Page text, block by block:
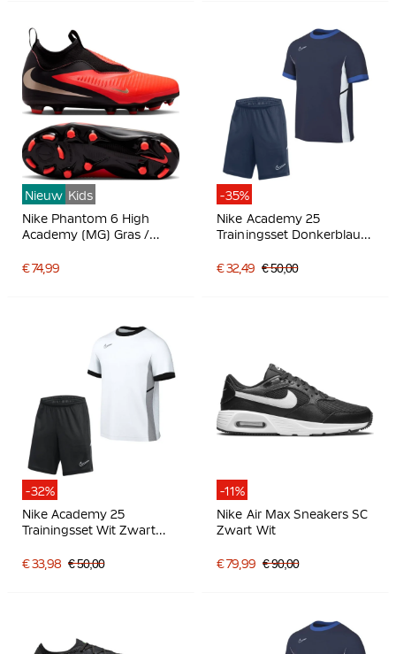
Nieuw Kids
Nike Phantom 6 High
Academy (MG) Gras /
Voetbalschoenen Kids
€ 74,99
-35%
Nike Academy 25
Trainingsset Donkerblauw
€ 32,49 € 50,00
-32%
Nike Academy 25
Trainingsset Wit Zwart
€ 33,98 € 50,00
-11%
Nike Air Max Sneakers SC
Zwart Wit
€ 79,99 € 90,00